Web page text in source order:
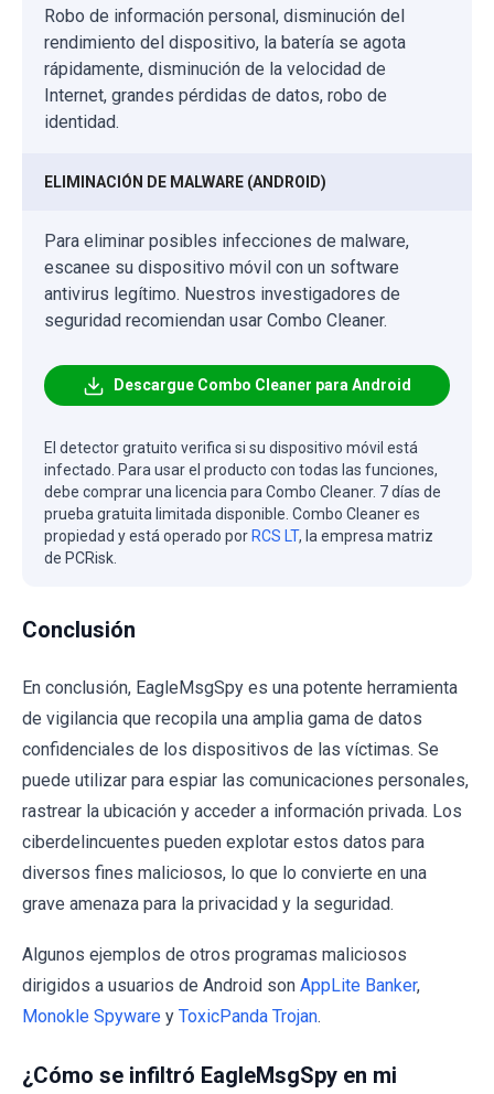
Robo de información personal, disminución del
rendimiento del dispositivo, la batería se agota
rápidamente, disminución de la velocidad de
Internet, grandes pérdidas de datos, robo de
identidad.
ELIMINACIÓN DE MALWARE (ANDROID)
Para eliminar posibles infecciones de malware,
escanee su dispositivo móvil con un software
antivirus legítimo. Nuestros investigadores de
seguridad recomiendan usar Combo Cleaner.
Descargue Combo Cleaner para Android
El detector gratuito verifica si su dispositivo móvil está
infectado. Para usar el producto con todas las funciones,
debe comprar una licencia para Combo Cleaner. 7 días de
prueba gratuita limitada disponible. Combo Cleaner es
propiedad y está operado por RCS LT, la empresa matriz
de PCRisk.
Conclusión
En conclusión, EagleMsgSpy es una potente herramienta
de vigilancia que recopila una amplia gama de datos
confidenciales de los dispositivos de las víctimas. Se
puede utilizar para espiar las comunicaciones personales,
rastrear la ubicación y acceder a información privada. Los
ciberdelincuentes pueden explotar estos datos para
diversos fines maliciosos, lo que lo convierte en una
grave amenaza para la privacidad y la seguridad.
Algunos ejemplos de otros programas maliciosos
dirigidos a usuarios de Android son AppLite Banker,
Monokle Spyware y ToxicPanda Trojan.
¿Cómo se infiltró EagleMsgSpy en mi